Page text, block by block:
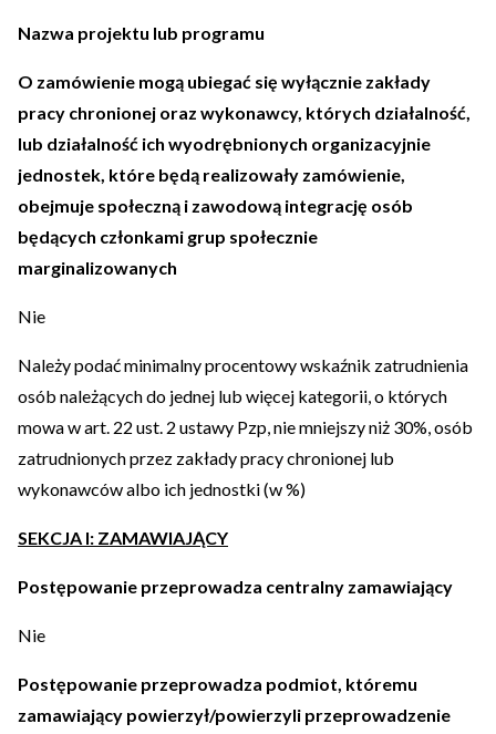
Nazwa projektu lub programu
O zamówienie mogą ubiegać się wyłącznie zakłady
pracy chronionej oraz wykonawcy, których działalność,
lub działalność ich wyodrębnionych organizacyjnie
jednostek, które będą realizowały zamówienie,
obejmuje społeczną i zawodową integrację osób
będących członkami grup społecznie
marginalizowanych
Nie
Należy podać minimalny procentowy wskaźnik zatrudnienia
osób należących do jednej lub więcej kategorii, o których
mowa w art. 22 ust. 2 ustawy Pzp, nie mniejszy niż 30%, osób
zatrudnionych przez zakłady pracy chronionej lub
wykonawców albo ich jednostki (w %)
SEKCJA I: ZAMAWIAJĄCY
Postępowanie przeprowadza centralny zamawiający
Nie
Postępowanie przeprowadza podmiot, któremu
zamawiający powierzył/powierzyli przeprowadzenie